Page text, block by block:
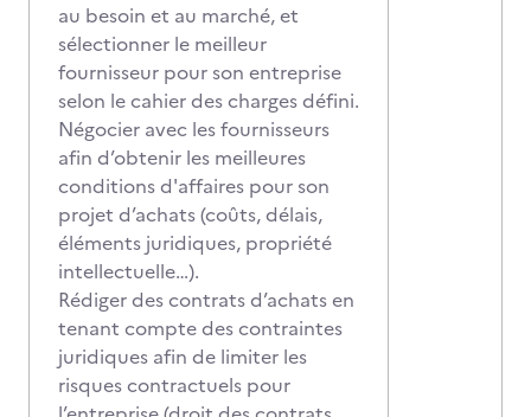
au besoin et au marché, et
sélectionner le meilleur
fournisseur pour son entreprise
selon le cahier des charges défini.
Négocier avec les fournisseurs
afin d’obtenir les meilleures
conditions d'affaires pour son
projet d’achats (coûts, délais,
éléments juridiques, propriété
intellectuelle…).
Rédiger des contrats d’achats en
tenant compte des contraintes
juridiques afin de limiter les
risques contractuels pour